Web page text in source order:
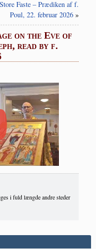
Store Faste – Prædiken af f.
Poul, 22. februar 2026 »
on the Eve of
read by f.
i fuld længde andre steder